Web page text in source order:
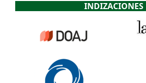
INDIZACIONES